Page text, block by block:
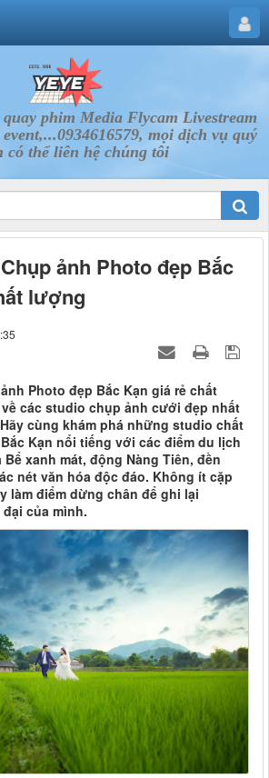
phim Media Flycam Livestream
mọi dịch vụ quý
có thể liên hệ chúng tôi
ảnh Photo đẹp Bắc
lượng
Photo đẹp Bắc Kạn giá rẻ chất
các studio chụp ảnh cưới đẹp nhất
cùng khám phá những studio chất
Kạn nổi tiếng với các điểm du lịch
xanh mát, động Nàng Tiên, đền
nét văn hóa độc đáo. Không ít cặp
làm điểm dừng chân để ghi lại
của mình.